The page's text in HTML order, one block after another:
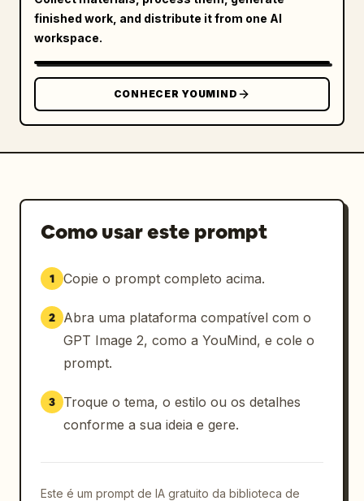
        "Usuário123: Fale sobre IA, ela vai
substituir os humanos?"
      ]
    },
    "bottom_right_product_card": {
      "hot_tag": "laranja 'Mais vendido x
1888'",
      "price": "
¥ 1.618.000 ",
      "floating_animation": "corações
    },
      "input_field": "'Diga algo...'",
      "icons": ["rosto sorridente", "três
pontos", "carrinho de compras", "caixa de
    }
  }
finished work, and distribute it from one AI
workspace.
CONHECER YOUMIND
Como usar este prompt
1 Copie o prompt completo acima.
2
Abra uma plataforma compatível com o
GPT Image 2, como a YouMind, e cole o
prompt.
3
Troque o tema, o estilo ou os detalhes
conforme a sua ideia e gere.
Este é um prompt de IA gratuito da biblioteca de